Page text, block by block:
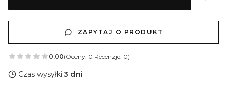
ZAPYTAJ O PRODUKT
0.00(Oceny: 0 Recenzje: 0)
Czas wysyłki:3 dni